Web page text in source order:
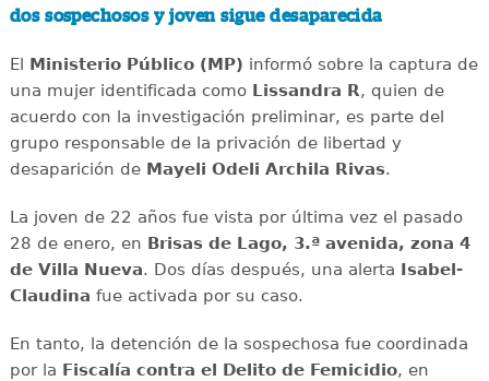
dos sospechosos y joven sigue desaparecida
El Ministerio Público (MP) informó sobre la captura de
una mujer identificada como Lissandra R, quien de
acuerdo con la investigación preliminar, es parte del
grupo responsable de la privación de libertad y
desaparición de Mayeli Odeli Archila Rivas.
La joven de 22 años fue vista por última vez el pasado
28 de enero, en Brisas de Lago, 3.ª avenida, zona 4
de Villa Nueva. Dos días después, una alerta Isabel-
Claudina fue activada por su caso.
En tanto, la detención de la sospechosa fue coordinada
por la Fiscalía contra el Delito de Femicidio, en